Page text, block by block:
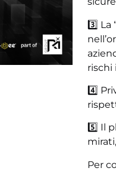
3️⃣
rischi
4️⃣
5️⃣ Il
Per